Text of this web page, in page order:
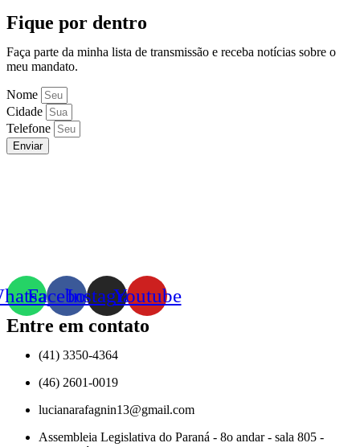
Fique por dentro
Faça parte da minha lista de transmissão e receba notícias sobre o
meu mandato.
Nome
Cidade
Telefone
Enviar
FacebookInstagramYoutube
Entre em contato
(41) 3350-4364
(46) 2601-0019
lucianarafagnin13@gmail.com
Assembleia Legislativa do Paraná - 8o andar - sala 805 -